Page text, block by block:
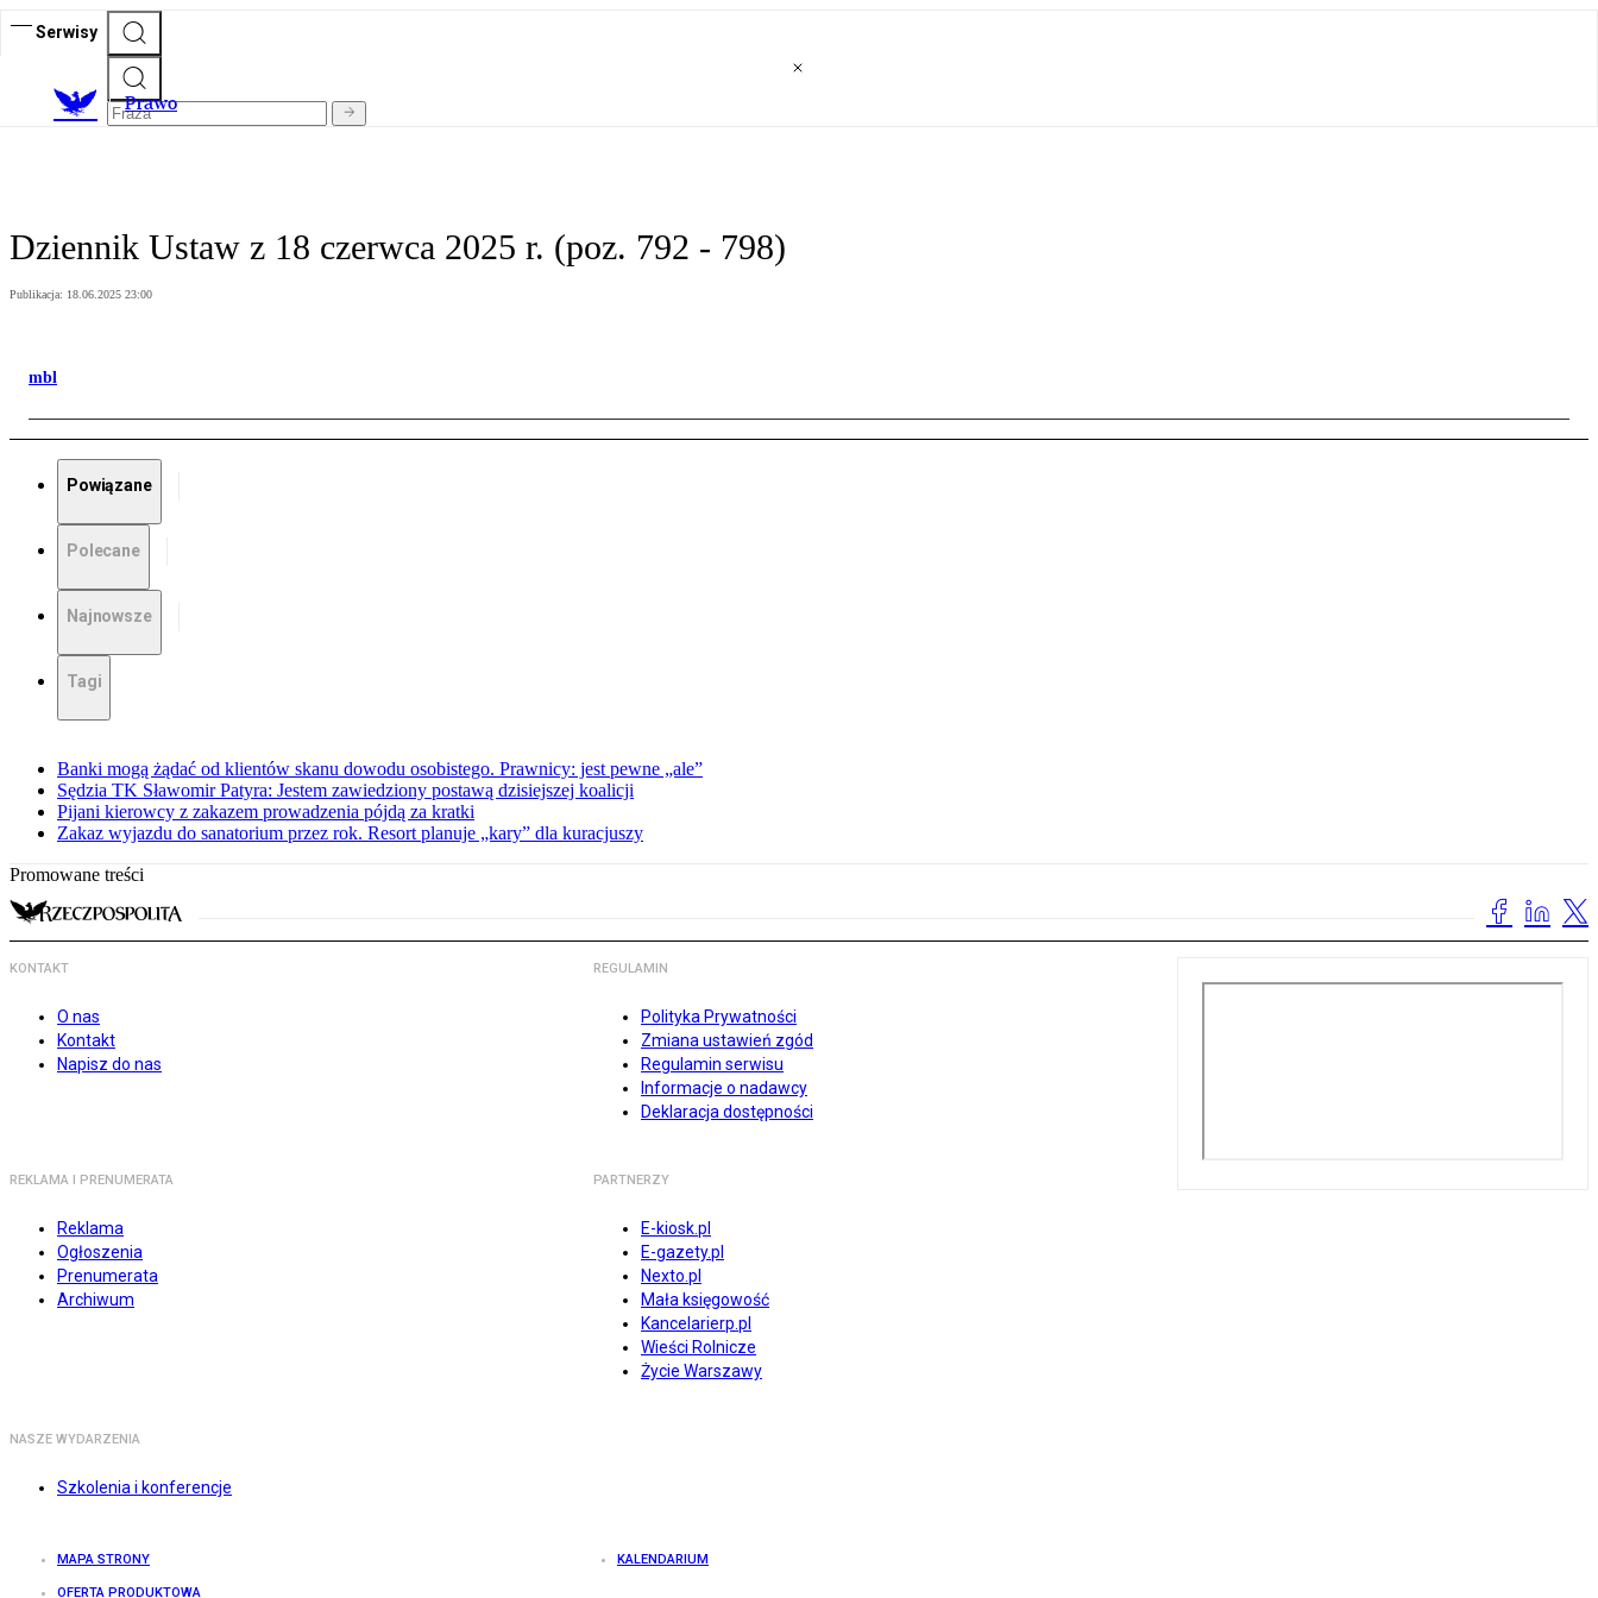
Serwisy
Prawo
Dziennik Ustaw z 18 czerwca 2025 r. (poz. 792 - 798)
Publikacja: 18.06.2025 23:00
mbl
Powiązane
Polecane
Najnowsze
Tagi
Banki mogą żądać od klientów skanu dowodu osobistego. Prawnicy: jest pewne „ale”
Sędzia TK Sławomir Patyra: Jestem zawiedziony postawą dzisiejszej koalicji
Pijani kierowcy z zakazem prowadzenia pójdą za kratki
Zakaz wyjazdu do sanatorium przez rok. Resort planuje „kary” dla kuracjuszy
Promowane treści
KONTAKT
O nas
Kontakt
Napisz do nas
REGULAMIN
Polityka Prywatności
Zmiana ustawień zgód
Regulamin serwisu
Informacje o nadawcy
Deklaracja dostępności
REKLAMA I PRENUMERATA
Reklama
Ogłoszenia
Prenumerata
Archiwum
PARTNERZY
E-kiosk.pl
E-gazety.pl
Nexto.pl
Mała księgowość
Kancelarierp.pl
Wieści Rolnicze
Życie Warszawy
NASZE WYDARZENIA
Szkolenia i konferencje
MAPA STRONY KALENDARIUM
OFERTA PRODUKTOWA